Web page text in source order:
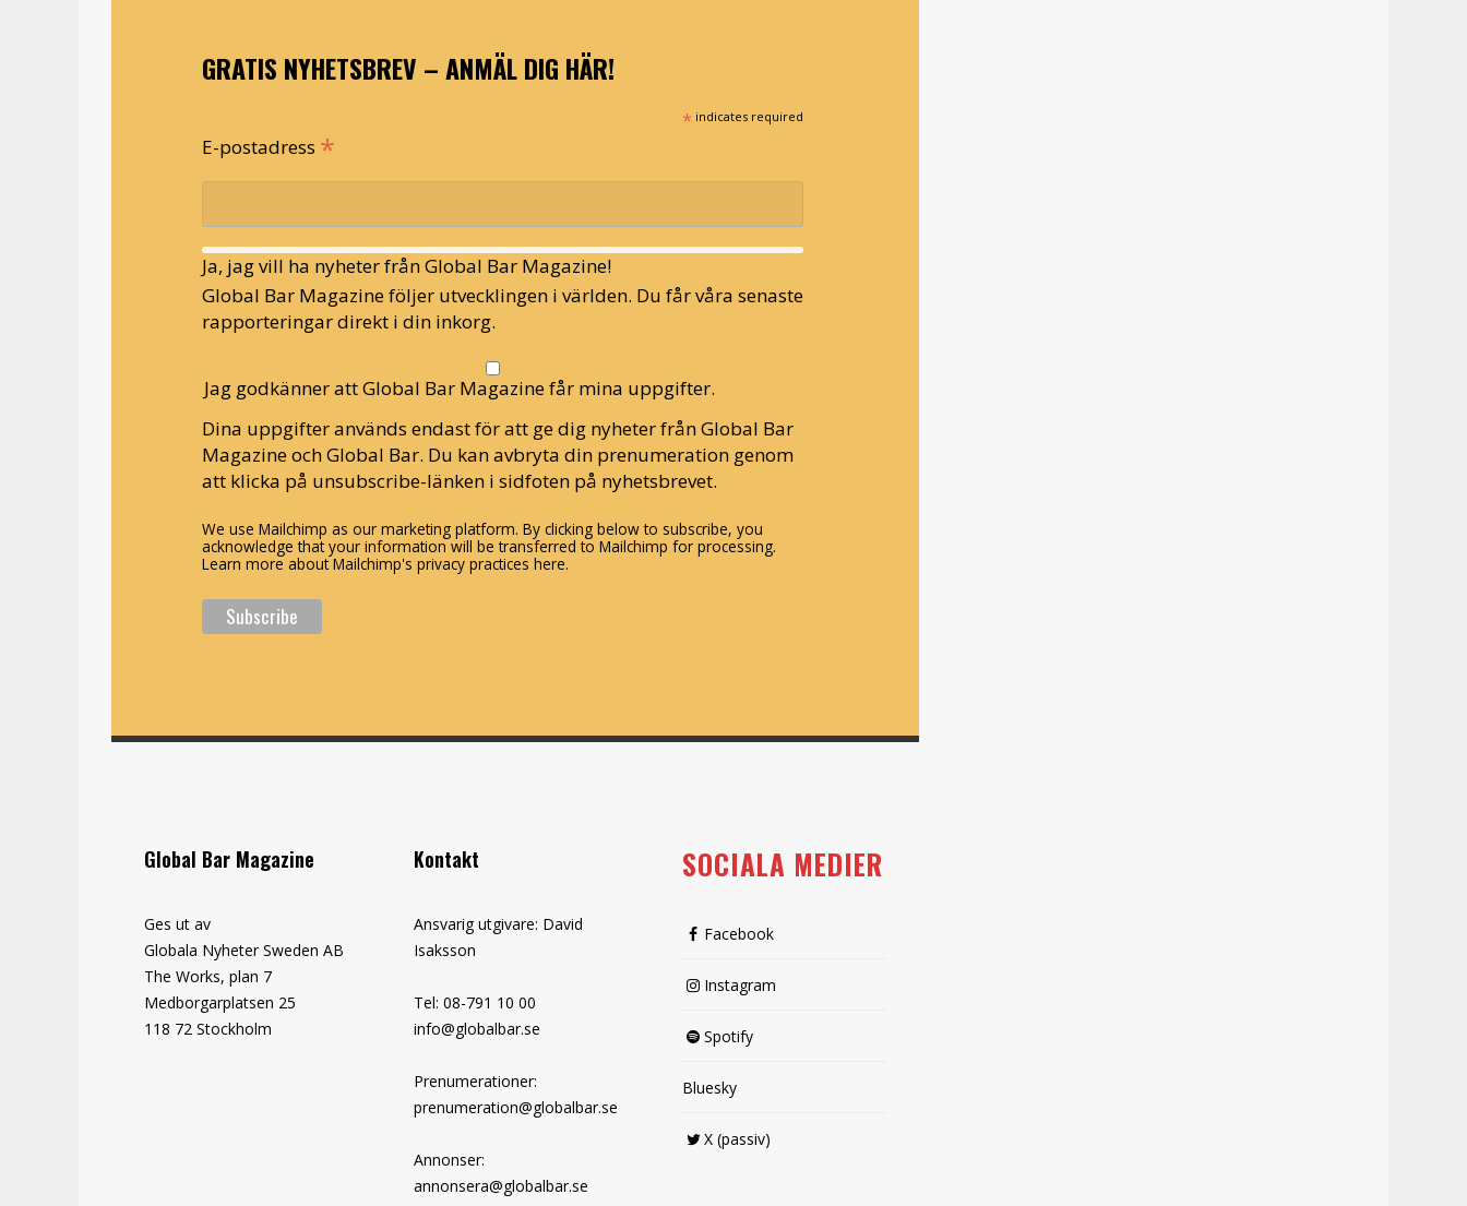
GRATIS NYHETSBREV – ANMÄL DIG HÄR!
* indicates required
E-postadress *
Ja, jag vill ha nyheter från Global Bar Magazine!
Global Bar Magazine följer utvecklingen i världen. Du får våra senaste
rapporteringar direkt i din inkorg.
Jag godkänner att Global Bar Magazine får mina uppgifter.
Dina uppgifter används endast för att ge dig nyheter från Global Bar
Magazine och Global Bar. Du kan avbryta din prenumeration genom
att klicka på unsubscribe-länken i sidfoten på nyhetsbrevet.
We use Mailchimp as our marketing platform. By clicking below to subscribe, you
acknowledge that your information will be transferred to Mailchimp for processing.
Learn more about Mailchimp's privacy practices here.
Global Bar Magazine
Ges ut av
Globala Nyheter Sweden AB
The Works, plan 7
Medborgarplatsen 25
118 72 Stockholm
Kontakt
Ansvarig utgivare: David
Isaksson
Tel: 08-791 10 00
info@globalbar.se
Prenumerationer:
prenumeration@globalbar.se
Annonser:
annonsera@globalbar.se
SOCIALA MEDIER
Facebook
Instagram
Spotify
Bluesky
X (passiv)